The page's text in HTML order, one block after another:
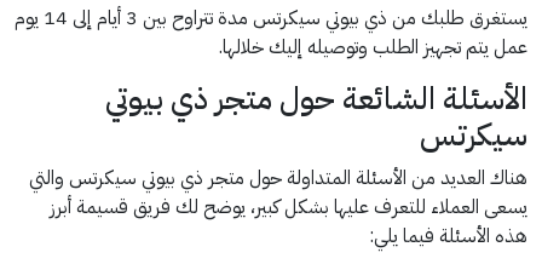
يستغرق طلبك من ذي بيوتي سيكرتس مدة تتراوح بين 3 أيام إلى 14 يوم
عمل يتم تجهيز الطلب وتوصيله إليك خلالها.
الأسئلة الشائعة حول متجر ذي بيوتي
سيكرتس
هناك العديد من الأسئلة المتداولة حول متجر ذي بيوتي سيكرتس والتي
يسعى العملاء للتعرف عليها بشكل كبير، يوضح لك فريق قسيمة أبرز
هذه الأسئلة فيما يلي: